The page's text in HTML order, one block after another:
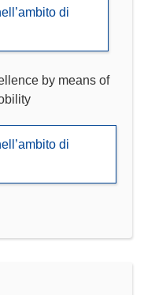
di
by means of
di